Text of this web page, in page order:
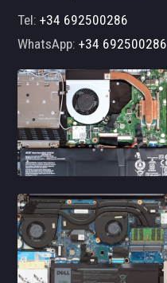
Tel:+34 692500286
WhatsApp:+34 692500286